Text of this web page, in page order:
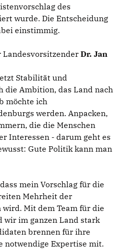
des
wurde. Die Entscheidung
einstimmig.
Landesvorsitzender Dr. Jan
Stabilität und
die Ambition, das Land nach
möchte ich
werden. Anpacken,
die die Menschen
Interessen - darum geht es
Gute Politik kann man
mein Vorschlag für die
Mehrheit der
Mit dem Team für die
wir im ganzen Land stark
brennen für ihre
notwendige Expertise mit.